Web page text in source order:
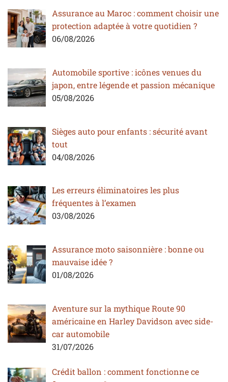
Assurance au Maroc : comment choisir une
protection adaptée à votre quotidien ?
06/08/2026
Automobile sportive : icônes venues du
japon, entre légende et passion mécanique
05/08/2026
Sièges auto pour enfants : sécurité avant
tout
04/08/2026
Les erreurs éliminatoires les plus
fréquentes à l’examen
03/08/2026
Assurance moto saisonnière : bonne ou
mauvaise idée ?
01/08/2026
Aventure sur la mythique Route 90
américaine en Harley Davidson avec side-
car automobile
31/07/2026
Crédit ballon : comment fonctionne ce